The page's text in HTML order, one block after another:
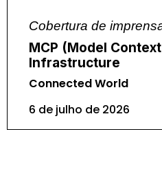
Cobertura de
MCP (Model
Infrastructure
Connected World
6 de julho de 2026